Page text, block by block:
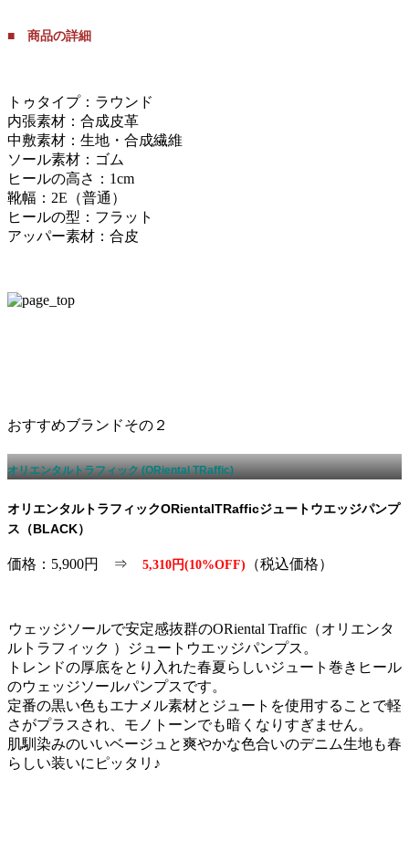
■ 商品の詳細
トゥタイプ：ラウンド
内張素材：合成皮革
中敷素材：生地・合成繊維
ソール素材：ゴム
ヒールの高さ：1cm
靴幅：2E（普通）
ヒールの型：フラット
アッパー素材：合皮
おすすめブランドその２
オリエンタルトラフィック (ORiental TRaffic)
オリエンタルトラフィックORientalTRafficジュートウエッジパンプ
ス（BLACK）
価格：5,900円 ⇒ 5,310円(10%OFF) （税込価格）
ウェッジソールで安定感抜群のORiental Traffic（オリエンタ
ルトラフィック ）ジュートウエッジパンプス。
トレンドの厚底をとり入れた春夏らしいジュート巻きヒール
のウェッジソールパンプスです。
定番の黒い色もエナメル素材とジュートを使用することで軽
さがプラスされ、モノトーンでも暗くなりすぎません。
肌馴染みのいいベージュと爽やかな色合いのデニム生地も春
らしい装いにピッタリ♪